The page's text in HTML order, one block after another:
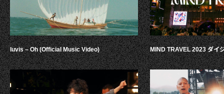
luvis – Oh (Official Music Video) MIND TRAVEL 2023 ダイ